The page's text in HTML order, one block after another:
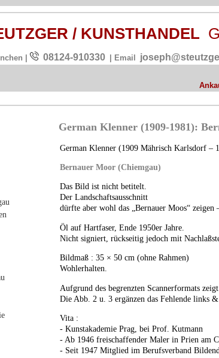
/ KUNSTHANDEL
| 08124-910330 | Email
German Klenner (1909-1981):
German Klenner (1909 Mährisch Karlsdorf –
Bernauer Moor (Chiemgau)
Das Bild ist nicht betitelt.
Der Landschaftsausschnitt
dürfte aber wohl das „Bernauer Moos“
Öl auf Hartfaser, Ende 1950er Jahre.
Nicht signiert, rückseitig jedoch mit
Bildmaß : 35 × 50 cm (ohne Rahmen)
Wohlerhalten.
Aufgrund des begrenzten Scannerformats
Die Abb. 2 u. 3 ergänzen das Fehlende links
Vita :
- Kunstakademie Prag, bei Prof. Kutmann
- Ab 1946 freischaffender Maler in Prien am
- Seit 1947 Mitglied im Berufsverband